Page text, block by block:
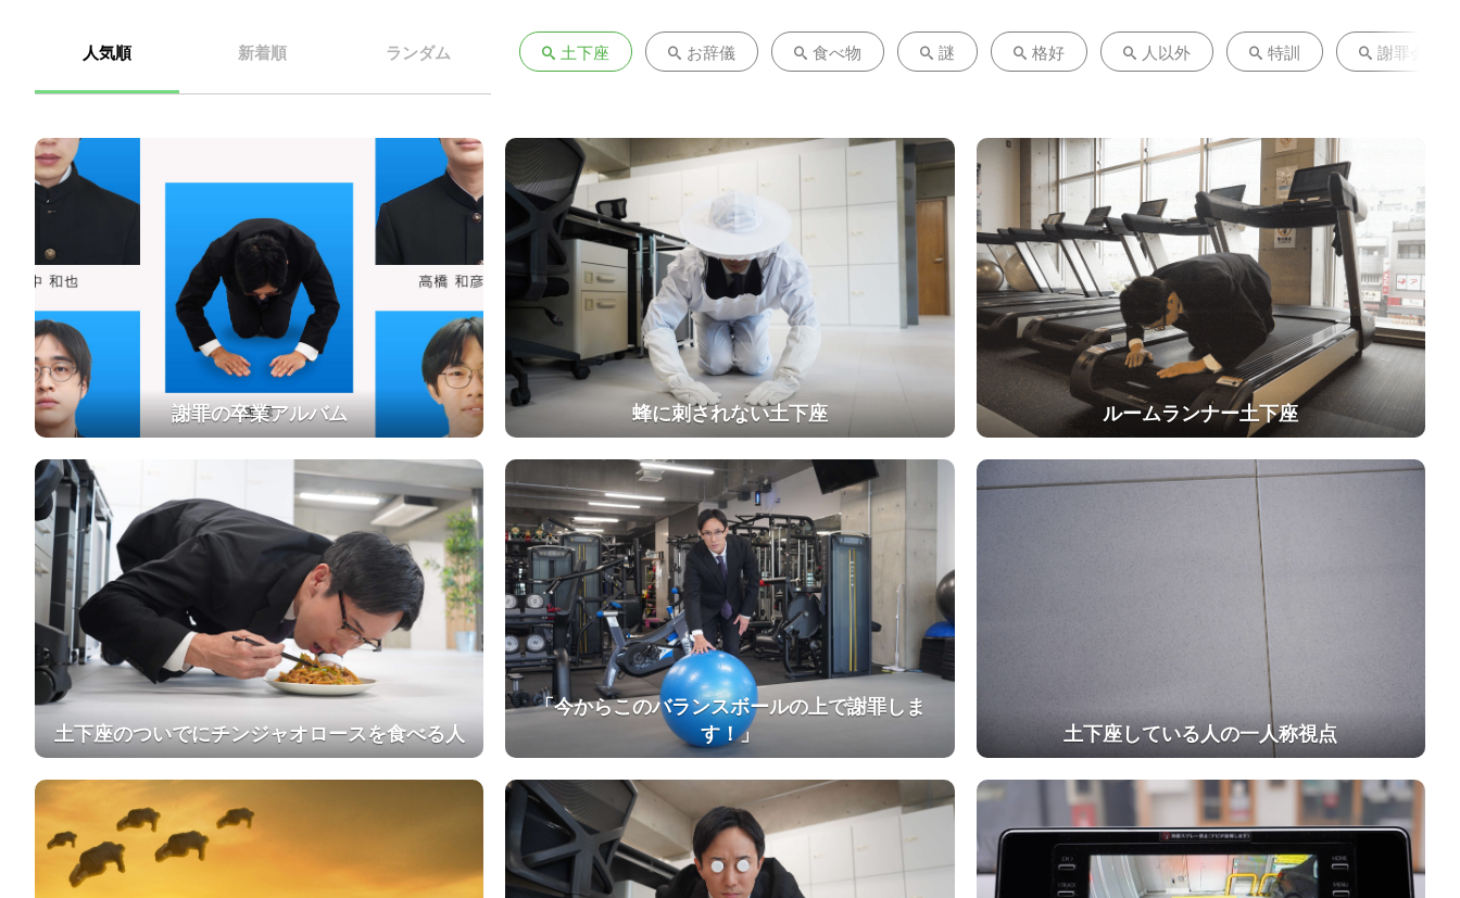
人気順 新着順 ランダム 土下座 お辞儀 食べ物 謎 格好 人以外 特訓 謝罪会見
謝罪の卒業アルバム 蜂に刺されない土下座 ルームランナー土下座
土下座のついでにチンジャオロースを食べる人
「今からこのバランスボールの上で謝罪しま
す！」
土下座している人の一人称視点